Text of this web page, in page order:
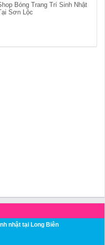
Bóng Trang Trí Sinh Nhật
Sơn Lộc
nhật tại Long Biên